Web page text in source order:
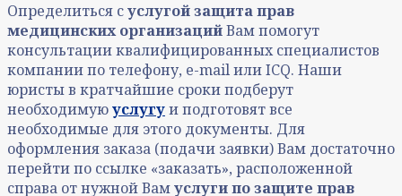
Определиться суслугой защита прав
медицинских организацийВам помогут
консультации квалифицированных специалистов
компании по телефону, e-mail или ICQ. Наши
юристы в кратчайшие сроки подберут
необходимуюуслугуи подготовят все
необходимые для этого документы. Для
оформления заказа (подачи заявки) Вам достаточно
перейти по ссылке «заказать», расположенной
справа от нужной Вамуслуги позащите прав